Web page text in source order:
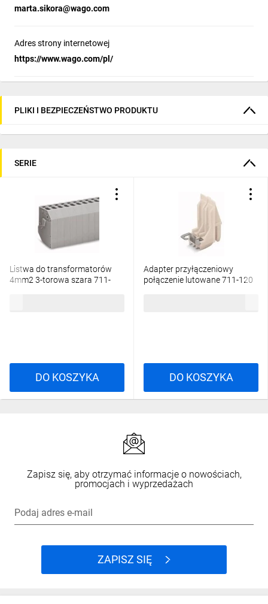
marta.sikora@wago.com
Adres strony internetowej
https://www.wago.com/pl/
PLIKI I BEZPIECZEŃSTWO PRODUKTU
SERIE
Listwa do transformatorów
4mm2 3-torowa szara 711-
DO KOSZYKA
Adapter przyłączeniowy
połączenie lutowane 711-120
DO KOSZYKA
Zapisz się, aby otrzymać informacje o nowościach,
promocjach i wyprzedażach
Podaj adres e-mail
ZAPISZ SIĘ